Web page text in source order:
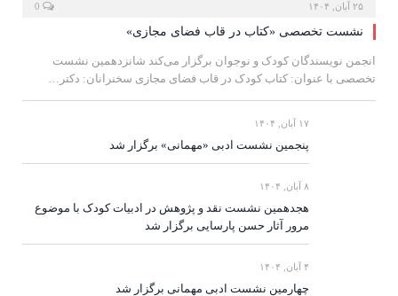
۲۵ آبان, ۱۴۰۴
نشست تخصصی «کتاب در قاب فضای مجازی»
انجمن نویسندگان کودک و نوجوان برگزار می‌کند شانزدهمین نشست
تخصصی با عنوان: کتاب کودک در قاب فضای مجازی سخنرانان: دکتر…
۱۷ آبان, ۱۴۰۴
پنجمین نشست ادبی «مهمانی» برگزار شد
۸ آبان, ۱۴۰۴
هجدهمین نشست نقد و پژوهش در ادبیات کودک با موضوع
مرور آثار حسن پارسایی برگزار شد
۴ آبان, ۱۴۰۴
چهارمین نشست ادبی مهمانی برگزار شد